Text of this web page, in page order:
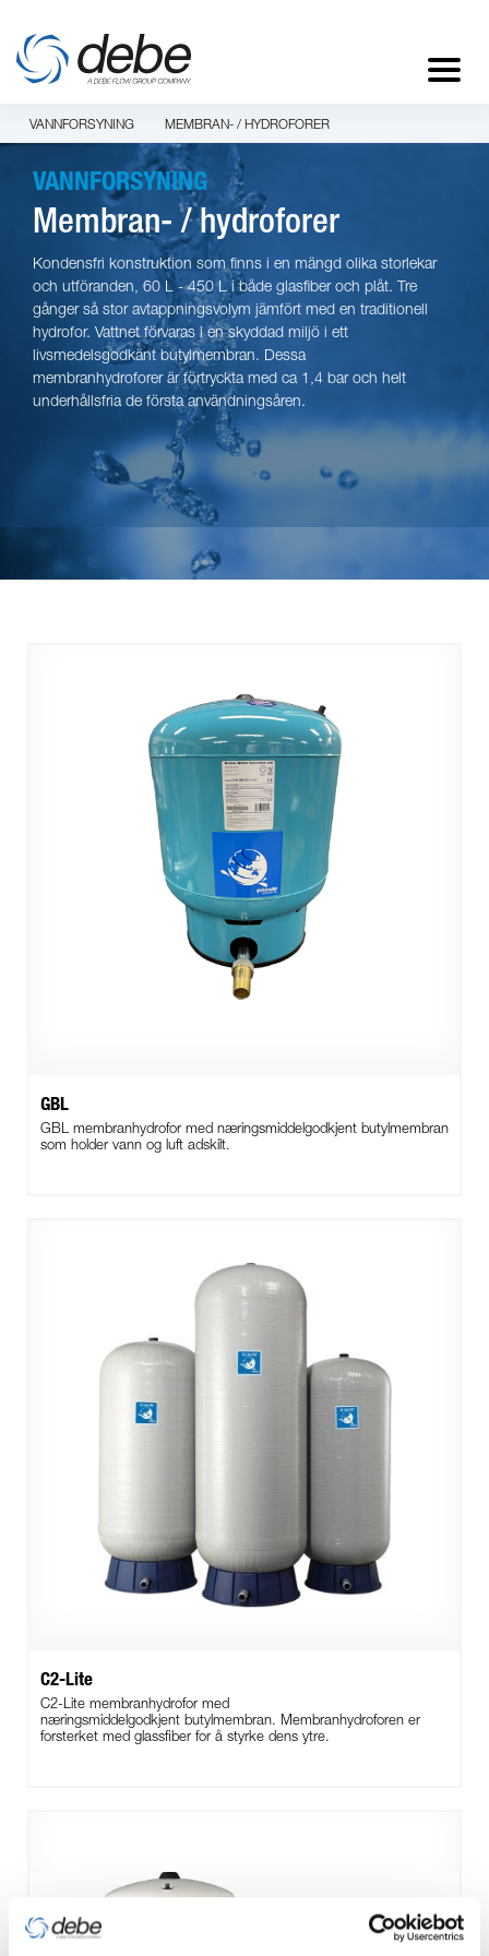
VANNFORSYNING MEMBRAN- / HYDROFORER
VANNFORSYNING
Membran- / hydroforer
Kondensfri konstruktion som finns i en mängd olika storlekar
och utföranden, 60 L - 450 L i både glasfiber och plåt. Tre
gånger så stor avtappningsvolym jämfört med en traditionell
hydrofor. Vattnet förvaras i en skyddad miljö i ett
livsmedelsgodkänt butylmembran. Dessa
membranhydroforer är förtryckta med ca 1,4 bar och helt
underhållsfria de första användningsåren.
GBL
GBL membranhydrofor med næringsmiddelgodkjent butylmembran
som holder vann og luft adskilt.
C2-Lite
C2-Lite membranhydrofor med
næringsmiddelgodkjent butylmembran. Membranhydroforen er
forsterket med glassfiber for å styrke dens ytre.